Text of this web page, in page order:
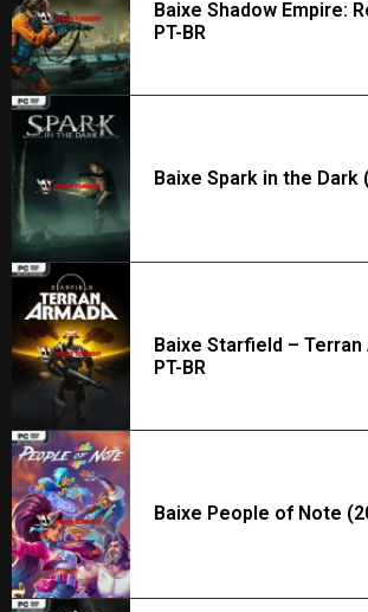
Baixe Shadow Empire:
PT-BR
Baixe Spark in the Dark
Baixe Starfield – Terran
PT-BR
Baixe People of Note